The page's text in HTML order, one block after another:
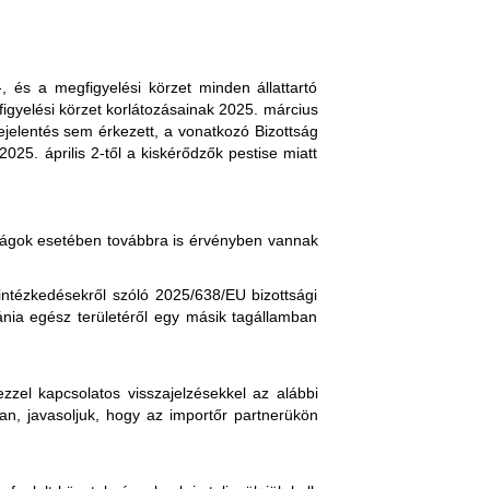
és a megfigyelési körzet minden állattartó
körzet korlátozásainak 2025. március
sem érkezett, a vonatkozó Bizottság
április 2-től a kiskérődzők pestise miatt
esetében továbbra is érvényben vannak
szóló 2025/638/EU bizottsági
egész területéről egy másik tagállamban
kapcsolatos visszajelzésekkel az alábbi
javasoljuk, hogy az importőr partnerükön
(Anglia, Wales, Skócia területére)
fogyasztás céljából bevinni a
(az első közigazgatási egység
mentes övezetből származnak,".
tüneteit."
közigazgatási egység "vármegye"
legalább 21 napig PPR-mentes, 10